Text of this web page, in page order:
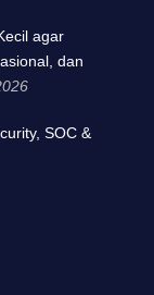
agar
dan
SOC &